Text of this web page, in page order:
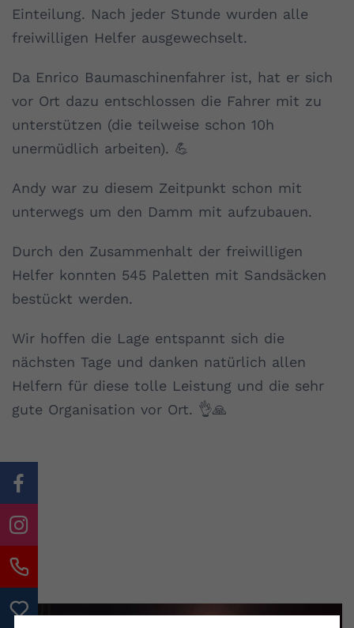
Einteilung. Nach jeder Stunde wurden alle
freiwilligen Helfer ausgewechselt.
Da Enrico Baumaschinenfahrer ist, hat er sich
vor Ort dazu entschlossen die Fahrer mit zu
unterstützen (die teilweise schon 10h
unermüdlich arbeiten). 💪
Andy war zu diesem Zeitpunkt schon mit
unterwegs um den Damm mit aufzubauen.
Durch den Zusammenhalt der freiwilligen
Helfer konnten 545 Paletten mit Sandsäcken
bestückt werden.
Wir hoffen die Lage entspannt sich die
nächsten Tage und danken natürlich allen
Helfern für diese tolle Leistung und die sehr
gute Organisation vor Ort. 👌🙏